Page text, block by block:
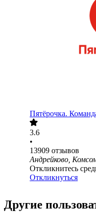
Пятёрочка.
3.6
•
13909 отзывов
Андрейково,
Откликнитесь
Откликнуться
Другие